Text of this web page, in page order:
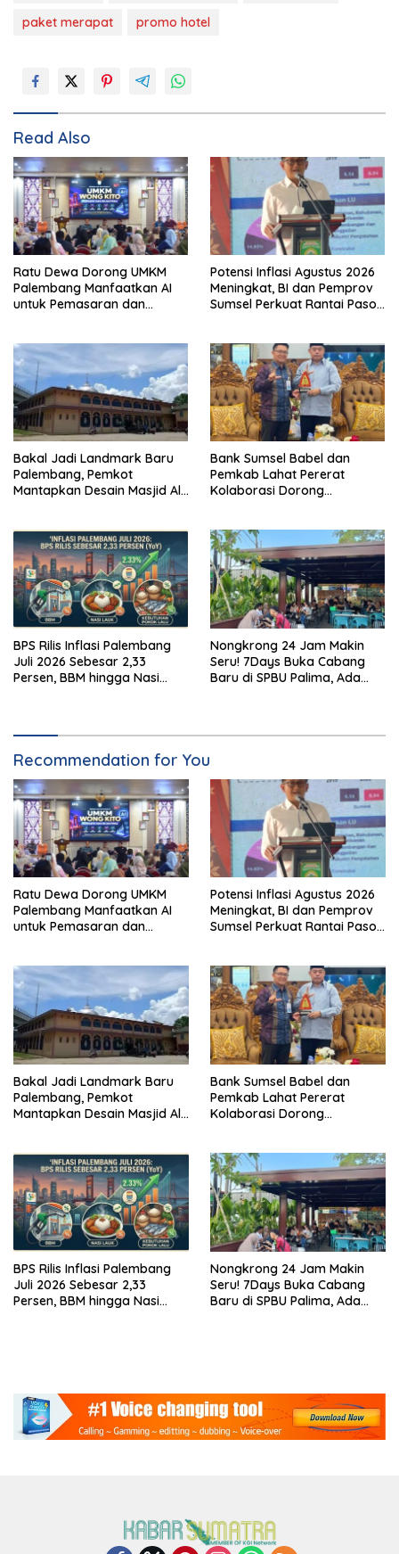
paket merapat
promo hotel
Read Also
Ratu Dewa Dorong UMKM
Palembang Manfaatkan AI
untuk Pemasaran dan
Potensi Inflasi Agustus 2026
Meningkat, BI dan Pemprov
Sumsel Perkuat Rantai Pasok
Bakal Jadi Landmark Baru
Palembang, Pemkot
Mantapkan Desain Masjid Al
Bank Sumsel Babel dan
Pemkab Lahat Pererat
Kolaborasi Dorong
BPS Rilis Inflasi Palembang
Juli 2026 Sebesar 2,33
Persen, BBM hingga Nasi
Nongkrong 24 Jam Makin
Seru! 7Days Buka Cabang
Baru di SPBU Palima, Ada
Recommendation for You
Ratu Dewa Dorong UMKM
Palembang Manfaatkan AI
untuk Pemasaran dan
Potensi Inflasi Agustus 2026
Meningkat, BI dan Pemprov
Sumsel Perkuat Rantai Pasok
Bakal Jadi Landmark Baru
Palembang, Pemkot
Mantapkan Desain Masjid Al
Bank Sumsel Babel dan
Pemkab Lahat Pererat
Kolaborasi Dorong
BPS Rilis Inflasi Palembang
Juli 2026 Sebesar 2,33
Persen, BBM hingga Nasi
Nongkrong 24 Jam Makin
Seru! 7Days Buka Cabang
Baru di SPBU Palima, Ada